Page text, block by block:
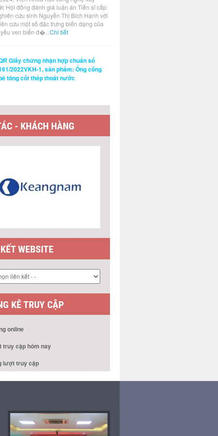
Hội đồng đánh giá luận án Tiến sĩ cấp
cứu sinh Nguyễn Thị Bích Hạnh với
cứu một số đặc trưng biến dạng của
ven biển đ�...Chi tiết
Giấy chứng nhận hợp chuẩn số
2022VKH-1, sản phẩm: Ống cống
tông cốt thép thoát nước
- KHÁCH HÀNG
WEBSITE
KÊ TRUY CẬP
online
truy cập hôm nay
lượt truy cập